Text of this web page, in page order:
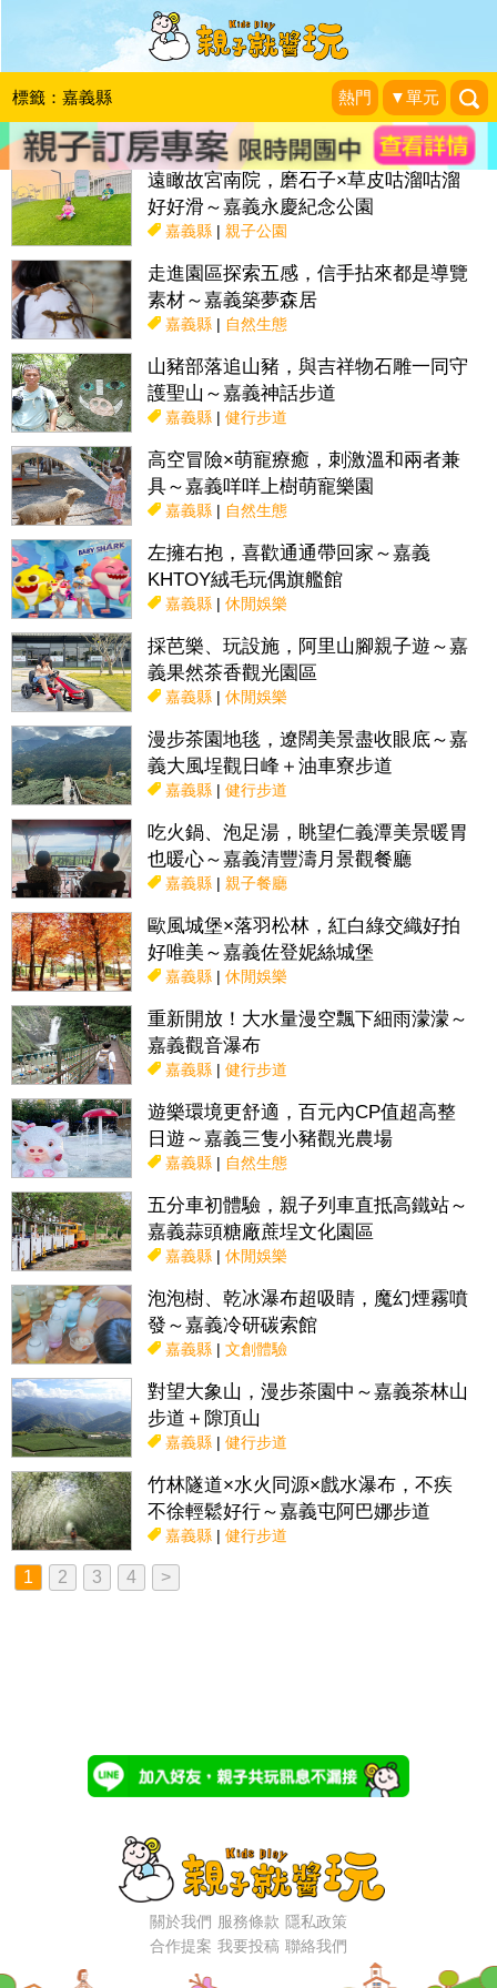
標籤：嘉義縣 熱門 ▼單元
搜尋目前位置》
話題： 親子活動＆展覽 親子餐廳 特色國小 親子露營地
遠瞰故宮南院，磨石子×草皮咕溜咕溜
好好滑～嘉義永慶紀念公園
嘉義縣| 親子公園
走進園區探索五感，信手拈來都是導覽
素材～嘉義築夢森居
嘉義縣| 自然生態
山豬部落追山豬，與吉祥物石雕一同守
護聖山～嘉義神話步道
嘉義縣| 健行步道
高空冒險×萌寵療癒，刺激溫和兩者兼
具～嘉義咩咩上樹萌寵樂園
嘉義縣| 自然生態
左擁右抱，喜歡通通帶回家～嘉義
KHTOY絨毛玩偶旗艦館
嘉義縣| 休閒娛樂
採芭樂、玩設施，阿里山腳親子遊～嘉
義果然茶香觀光園區
嘉義縣| 休閒娛樂
漫步茶園地毯，遼闊美景盡收眼底～嘉
義大風埕觀日峰＋油車寮步道
嘉義縣| 健行步道
吃火鍋、泡足湯，眺望仁義潭美景暖胃
也暖心～嘉義清豐濤月景觀餐廳
嘉義縣| 親子餐廳
歐風城堡×落羽松林，紅白綠交織好拍
好唯美～嘉義佐登妮絲城堡
嘉義縣| 休閒娛樂
重新開放！大水量漫空飄下細雨濛濛～
嘉義觀音瀑布
嘉義縣| 健行步道
遊樂環境更舒適，百元內CP值超高整
日遊～嘉義三隻小豬觀光農場
嘉義縣| 自然生態
五分車初體驗，親子列車直抵高鐵站～
嘉義蒜頭糖廠蔗埕文化園區
嘉義縣| 休閒娛樂
泡泡樹、乾冰瀑布超吸睛，魔幻煙霧噴
發～嘉義冷研碳索館
嘉義縣| 文創體驗
對望大象山，漫步茶園中～嘉義茶林山
步道＋隙頂山
嘉義縣| 健行步道
竹林隧道×水火同源×戲水瀑布，不疾
不徐輕鬆好行～嘉義屯阿巴娜步道
嘉義縣| 健行步道
1 2 3 4 >
關於我們 服務條款 隱私政策
合作提案 我要投稿 聯絡我們